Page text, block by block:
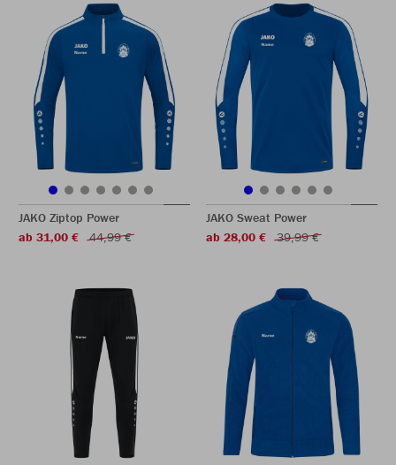
JAKO Ziptop Power
ab 31,00 €
44,99 €
JAKO Sweat Power
ab 28,00 €
39,99 €